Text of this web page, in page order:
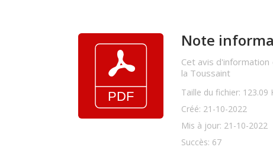
Note
Cet avis
la Toussaint
Taille du fichier: 123.09
Créé: 21-10-2022
Mis à jour: 21-10-2022
Succès: 67